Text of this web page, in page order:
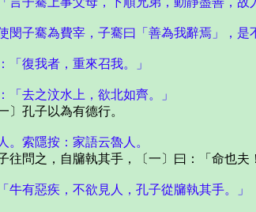
閔子騫為費宰，子騫曰「善為我辭焉」，是
「復我者，重來召我。」
「去之汶水上，欲北如齊。」
孔子以為有德行。
。索隱按：家語云魯人。
問之，自牖執其手，〔一〕曰：「命也夫
牛有惡疾，不欲見人，孔子從牖執其手。」